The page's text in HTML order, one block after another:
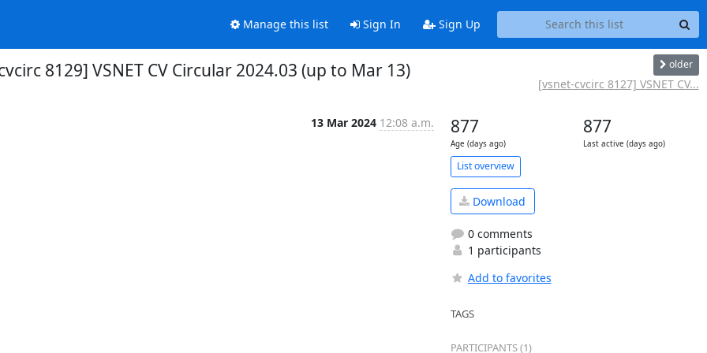
Manage this list Sign In Sign Up
8129] VSNET CV Circular 2024.03 (up to Mar 13) older
[vsnet-cvcirc 8127] VSNET CV...
13 Mar 2024 12:08 a.m. 877
Age (days ago)
877
Last active (days ago)
List overview
Download
0 comments
1 participants
Add to favorites
TAGS
PARTICIPANTS (1)